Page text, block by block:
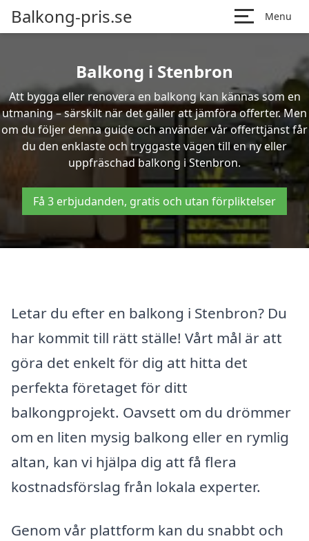
Balkong-pris.se Menu
Balkong i Stenbron
Att bygga eller renovera en balkong kan kännas som en
utmaning – särskilt när det gäller att jämföra offerter. Men
om du följer denna guide och använder vår offerttjänst får
du den enklaste och tryggaste vägen till en ny eller
uppfräschad balkong i Stenbron.
Få 3 erbjudanden, gratis och utan förpliktelser
Letar du efter en balkong i Stenbron? Du
har kommit till rätt ställe! Vårt mål är att
göra det enkelt för dig att hitta det
perfekta företaget för ditt
balkongprojekt. Oavsett om du drömmer
om en liten mysig balkong eller en rymlig
altan, kan vi hjälpa dig att få flera
kostnadsförslag från lokala experter.
Genom vår plattform kan du snabbt och